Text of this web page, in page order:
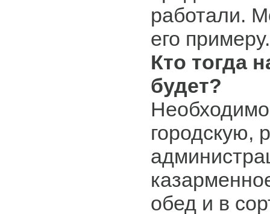
работали.
его примеру.
Кто тогда
будет?
городскую,
обед и в